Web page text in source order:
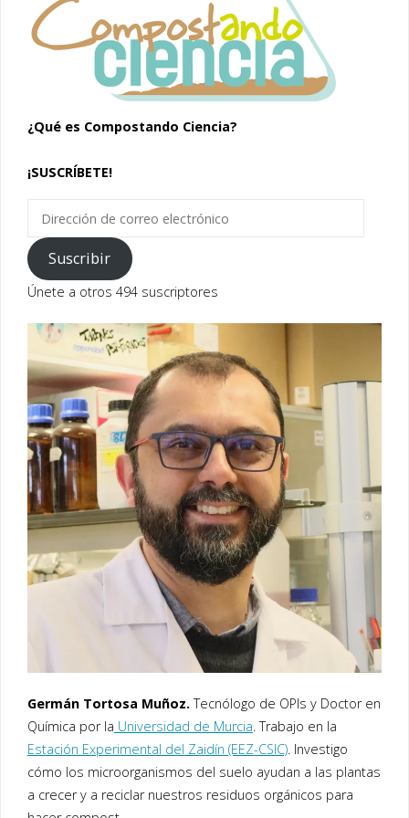
¿Qué es Compostando Ciencia?
¡SUSCRÍBETE!
correo
electrónico
Suscribir
Únete a otros 494 suscriptores
Germán Tortosa Muñoz.Tecnólogo de OPIs y Doctor en
Química por la Universidad de Murcia. Trabajo en la
Estación Experimental del Zaidín (EEZ-CSIC). Investigo
cómo los microorganismos del suelo ayudan a las plantas
a crecer y a reciclar nuestros residuos orgánicos para